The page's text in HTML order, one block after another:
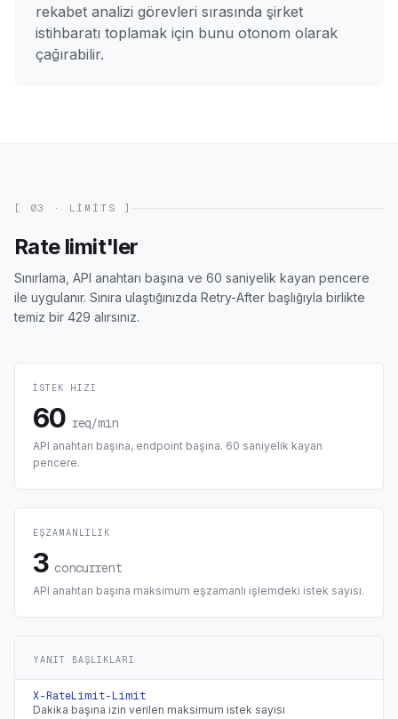
rekabet analizi görevleri sırasında şirket
istihbaratı toplamak için bunu otonom olarak
çağırabilir.
[ 03 · LIMITS ]
Rate limit'ler
Sınırlama, API anahtarı başına ve 60 saniyelik kayan pencere
ile uygulanır. Sınıra ulaştığınızda Retry-After başlığıyla birlikte
temiz bir 429 alırsınız.
ISTEK HIZI
60 req/min
API anahtarı başına, endpoint başına. 60 saniyelik kayan
pencere.
EŞZAMANLILIK
3 concurrent
API anahtarı başına maksimum eşzamanlı işlemdeki istek sayısı.
YANIT BAŞLIKLARI
X-RateLimit-Limit
Dakika başına izin verilen maksimum istek sayısı